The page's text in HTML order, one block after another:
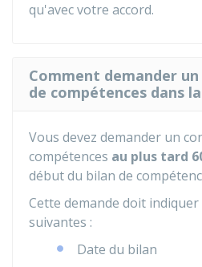
qu'avec votre accord.
Comment demander
de compétences dans la
Vous devez demander un
compétences au plus tard
début du bilan de
Cette demande doit
suivantes :
Date du bilan